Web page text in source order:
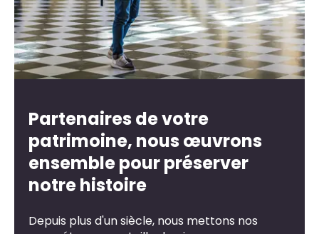
Partenaires de votre
patrimoine, nous œuvrons
ensemble pour préserver
notre histoire
Depuis plus d'un siècle, nous mettons nos